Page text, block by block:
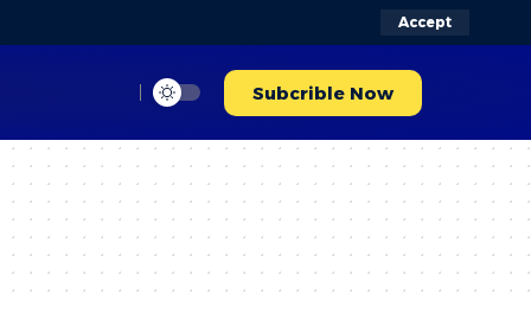
Accept
Subcrible Now